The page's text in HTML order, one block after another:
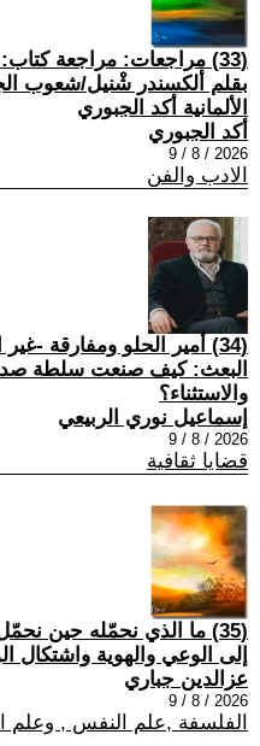
(33) مراجعات: مراجعة
بقلم ألكسندر شْنيل/شعوب
الألمانية أكد الجبوري
أكد الجبوري
2026 / 8 / 9
الادب والفن
(34) أمير الحلو ومفارقة -
البعث: كيف صنعت سلطة
والاستثناء؟
إسماعيل نوري الربيعي
2026 / 8 / 9
قضايا ثقافية
(35) ما الذي نحمّله حين
إلى الوعي والهوية واشتكال
عزالدين جباري
2026 / 8 / 9
الفلسفة ,علم النفس , وعلم